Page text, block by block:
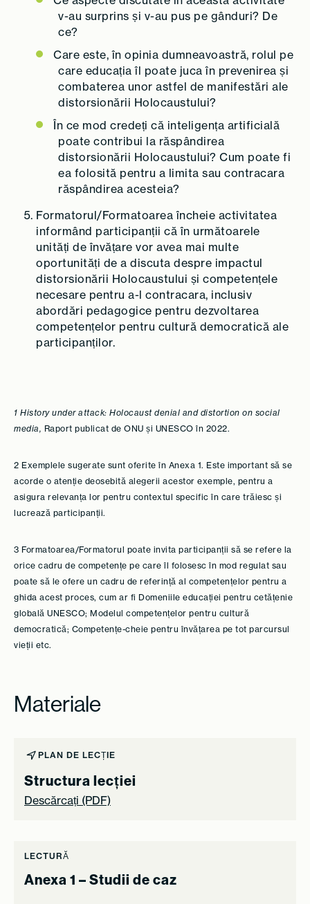
v-au surprins și v-au pus pe gânduri? De
ce?
Care este, în opinia dumneavoastră, rolul pe
care educația îl poate juca în prevenirea și
combaterea unor astfel de manifestări ale
distorsionării Holocaustului?
În ce mod credeți că inteligența artificială
poate contribui la răspândirea
distorsionării Holocaustului? Cum poate fi
ea folosită pentru a limita sau contracara
răspândirea acesteia?
Formatorul/Formatoarea încheie activitatea
informând participanții că în următoarele
unități de învățare vor avea mai multe
oportunități de a discuta despre impactul
distorsionării Holocaustului și competențele
necesare pentru a-l contracara, inclusiv
abordări pedagogice pentru dezvoltarea
competențelor pentru cultură democratică ale
participanților.
1 History under attack: Holocaust denial and distortion on social
media, Raport publicat de ONU și UNESCO în 2022.
2 Exemplele sugerate sunt oferite în Anexa 1. Este important să se
acorde o atenție deosebită alegerii acestor exemple, pentru a
asigura relevanța lor pentru contextul specific în care trăiesc și
lucrează participanții.
3 Formatoarea/Formatorul poate invita participanții să se refere la
orice cadru de competențe pe care îl folosesc în mod regulat sau
poate să le ofere un cadru de referință al competențelor pentru a
ghida acest proces, cum ar fi Domeniile educației pentru cetățenie
globală UNESCO; Modelul competențelor pentru cultură
democratică; Competențe-cheie pentru învățarea pe tot parcursul
vieții etc.
Materiale
PLAN DE LECȚIE
Structura lecției
Descărcați (PDF)
LECTURĂ
Anexa 1 – Studii de caz